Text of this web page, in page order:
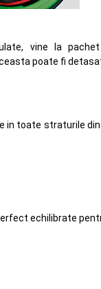
vine la
poate fi
in toate straturile
echilibrate